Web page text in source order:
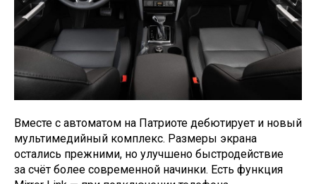
Вместе с автоматом на Патриоте дебютирует и новый
мультимедийный комплекс. Размеры экрана
остались прежними, но улучшено быстродействие
за счёт более современной начинки. Есть функция